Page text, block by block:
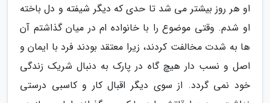
او هر روز بیشتر می شد تا حدی که دیگر شیفته و دل باخته
او شدم. وقتی موضوع را با خانواده ام در میان گذاشتم آن
ها به شدت مخالفت کردند، زیرا معتقد بودند فرد با ایمان و
اصل و نسب دار هیچ گاه در پارک به دنبال شریک زندگی
خود نمی گردد. از سوی دیگر اقبال کار و کاسبی درستی